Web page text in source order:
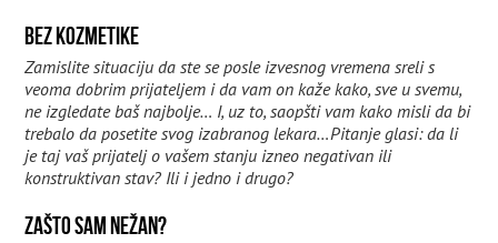
BEZ KOZMETIKE
Zamislite situaciju da ste se posle izvesnog vremena sreli s
veoma dobrim prijateljem i da vam on kaže kako, sve u svemu,
ne izgledate baš najbolje… I, uz to, saopšti vam kako misli da bi
trebalo da posetite svog izabranog lekara…Pitanje glasi: da li
je taj vaš prijatelj o vašem stanju izneo negativan ili
konstruktivan stav? Ili i jedno i drugo?
ZAŠTO SAM NEŽAN?